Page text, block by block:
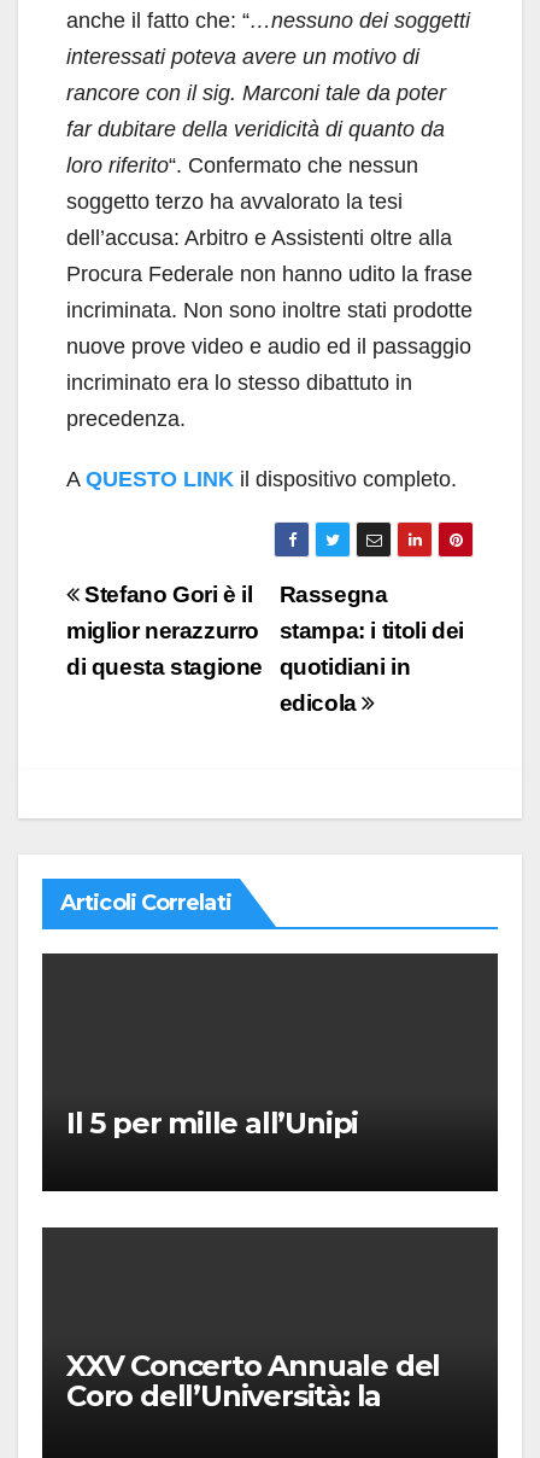
anche il fatto che: “…nessuno dei soggetti
interessati poteva avere un motivo di
rancore con il sig. Marconi tale da poter
far dubitare della veridicità di quanto da
loro riferito“. Confermato che nessun
soggetto terzo ha avvalorato la tesi
dell’accusa: Arbitro e Assistenti oltre alla
Procura Federale non hanno udito la frase
incriminata. Non sono inoltre stati prodotte
nuove prove video e audio ed il passaggio
incriminato era lo stesso dibattuto in
precedenza.
A QUESTO LINK il dispositivo completo.
Navigazione
articoli
Rassegna
stampa: i titoli dei
quotidiani in
edicola
Stefano Gori è il
miglior nerazzurro
di questa stagione
Articoli Correlati
Il 5 per mille all’Unipi
XXV Concerto Annuale del
Coro dell’Università: la